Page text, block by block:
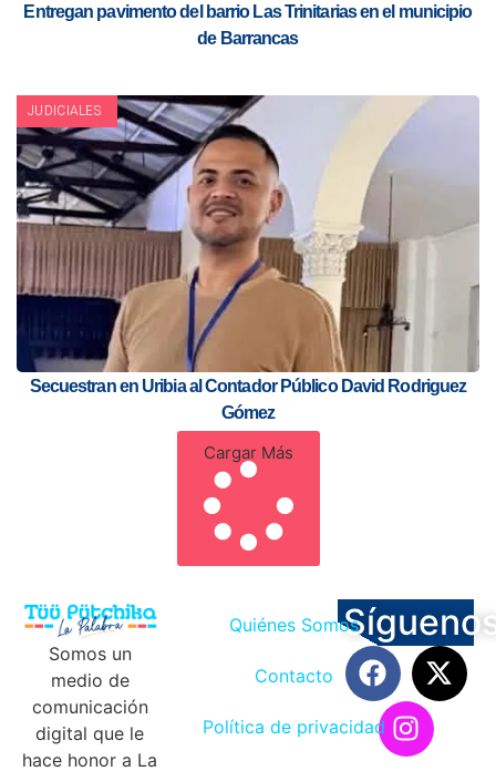
Entregan pavimento del barrio Las Trinitarias en el municipio
de Barrancas
JUDICIALES
Secuestran en Uribia al Contador Público David Rodriguez
Gómez
Cargar Más
Somos un
medio de
comunicación
digital que le
hace honor a La
Quiénes Somos
Contacto
Política de privacidad